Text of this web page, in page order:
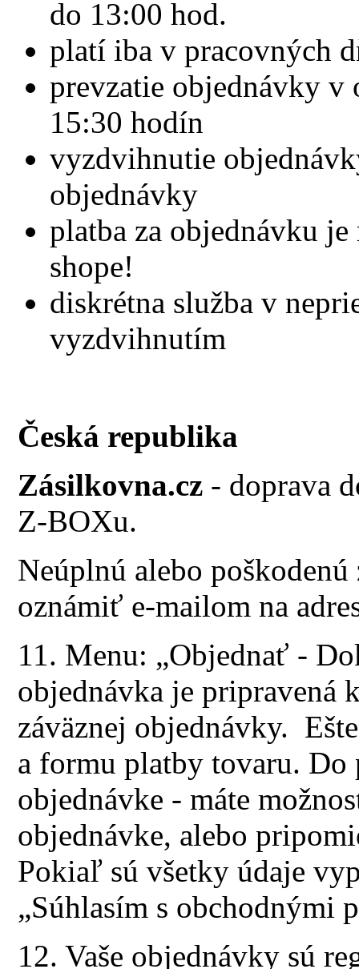
do 13:00 hod.
platí iba v pracovných
prevzatie objednávky v
15:30 hodín
vyzdvihnutie
objednávky
platba za objednávku
shope!
diskrétna služba v
vyzdvihnutím
Česká republika
Zásilkovna.cz - doprava
Z-BOXu.
Neúplnú alebo
oznámiť e-mailom na
11. Menu: „Objednať -
objednávka je pripravená
záväznej objednávky.
a formu platby tovaru. Do
objednávke - máte
objednávke, alebo
Pokiaľ sú všetky údaje
„Súhlasím s obchodnými
12. Vaše objednávky sú